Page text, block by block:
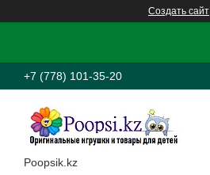
Создать сайт
+7 (778) 101-35-20
Poopsik.kz